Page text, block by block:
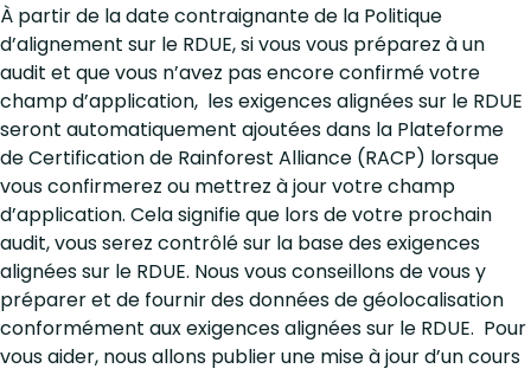
À partir de la date contraignante de la Politique
d’alignement sur le RDUE, si vous vous préparez à un
audit et que vous n’avez pas encore confirmé votre
champ d’application, les exigences alignées sur le RDUE
seront automatiquement ajoutées dans la Plateforme
de Certification de Rainforest Alliance (RACP) lorsque
vous confirmerez ou mettrez à jour votre champ
d’application. Cela signifie que lors de votre prochain
audit, vous serez contrôlé sur la base des exigences
alignées sur le RDUE. Nous vous conseillons de vous y
préparer et de fournir des données de géolocalisation
conformément aux exigences alignées sur le RDUE. Pour
vous aider, nous allons publier une mise à jour d’un cours